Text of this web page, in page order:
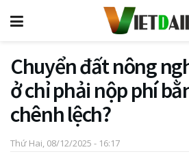
Chuyển đất nông
ở chỉ phải nộp phí
chênh lệch?
Thứ Hai, 08/12/2025 - 16:17